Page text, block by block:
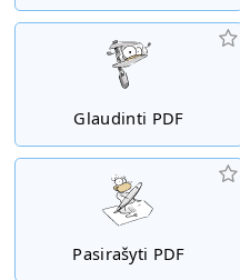
Glaudinti PDF
Pasirašyti PDF